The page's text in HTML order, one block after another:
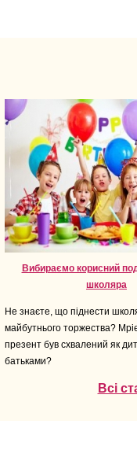
Вибираємо корисний
школяра
Не знаєте, що піднести
майбутнього торжества?
презент був схвалений як
батьками?
Всі